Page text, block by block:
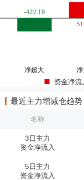
资金净流
最近主力增减仓趋势
名称
3日主力
资金净流入
5日主力
资金净流入